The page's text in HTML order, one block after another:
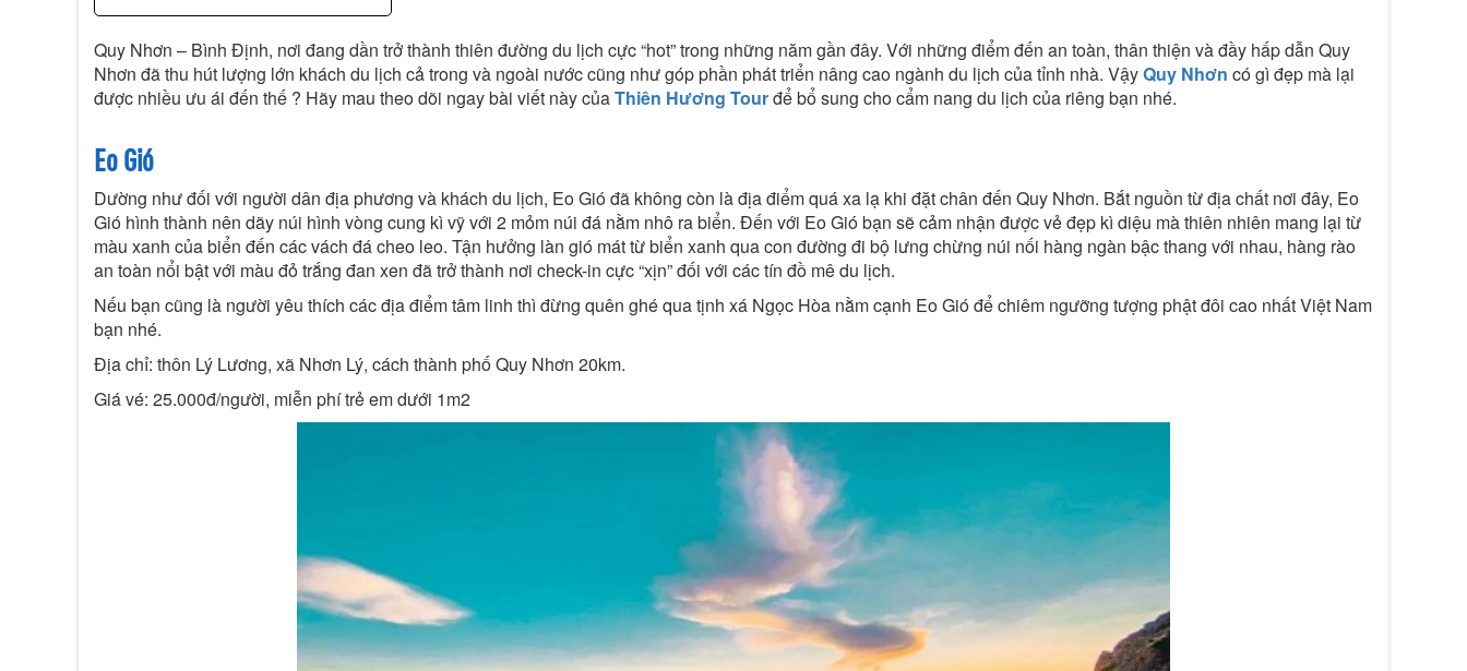
Quy Nhơn – Bình Định, nơi đang dần trở thành thiên đường du lịch cực “hot” trong những năm gần đây. Với những điểm đến an toàn, thân thiện và đầy hấp dẫn Quy
Nhơn đã thu hút lượng lớn khách du lịch cả trong và ngoài nước cũng như góp phần phát triển nâng cao ngành du lịch của tỉnh nhà. VậyQuy Nhơn có gì đẹp mà lại
được nhiều ưu ái đến thế ? Hãy mau theo dõi ngay bài viết này củaThiên Hương Tourđể bổ sung cho cẩm nang du lịch của riêng bạn nhé.
Eo Gió
Dường như đối với người dân địa phương và khách du lịch, Eo Gió đã không còn là địa điểm quá xa lạ khi đặt chân đến Quy Nhơn. Bắt nguồn từ địa chất nơi đây, Eo
Gió hình thành nên dãy núi hình vòng cung kì vỹ với 2 mỏm núi đá nằm nhô ra biển. Đến với Eo Gió bạn sẽ cảm nhận được vẻ đẹp kì diệu mà thiên nhiên mang lại từ
màu xanh của biển đến các vách đá cheo leo. Tận hưởng làn gió mát từ biển xanh qua con đường đi bộ lưng chừng núi nối hàng ngàn bậc thang với nhau, hàng rào
an toàn nổi bật với màu đỏ trắng đan xen đã trở thành nơi check-in cực “xịn” đối với các tín đồ mê du lịch.
Nếu bạn cũng là người yêu thích các địa điểm tâm linh thì đừng quên ghé qua tịnh xá Ngọc Hòa nằm cạnh Eo Gió để chiêm ngưỡng tượng phật đôi cao nhất Việt Nam
bạn nhé.
Địa chỉ: thôn Lý Lương, xã Nhơn Lý, cách thành phố Quy Nhơn 20km.
Giá vé: 25.000đ/người, miễn phí trẻ em dưới 1m2